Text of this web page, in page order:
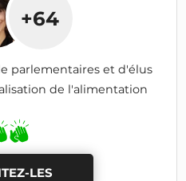
+64
parlementaires et d'élus
de l'alimentation
LES